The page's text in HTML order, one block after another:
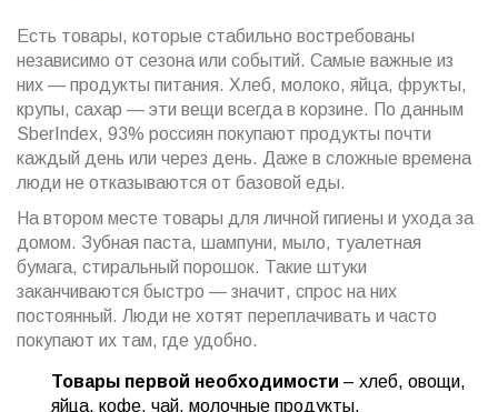
Есть товары, которые стабильно востребованы
независимо от сезона или событий. Самые важные из
них — продукты питания. Хлеб, молоко, яйца, фрукты,
крупы, сахар — эти вещи всегда в корзине. По данным
SberIndex, 93% россиян покупают продукты почти
каждый день или через день. Даже в сложные времена
люди не отказываются от базовой еды.
На втором месте товары для личной гигиены и ухода за
домом. Зубная паста, шампуни, мыло, туалетная
бумага, стиральный порошок. Такие штуки
заканчиваются быстро — значит, спрос на них
постоянный. Люди не хотят переплачивать и часто
покупают их там, где удобно.
Товары первой необходимости – хлеб, овощи,
яйца, кофе, чай, молочные продукты.